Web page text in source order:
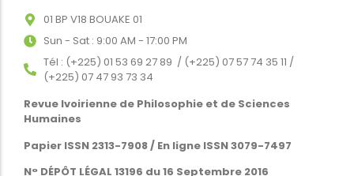
01 BP V18 BOUAKE 01
Sun - Sat : 9:00 AM - 17:00 PM
Tél : (+225) 01 53 69 27 89 / (+225) 07 57 74 35 11 /
(+225) 07 47 93 73 34
Revue Ivoirienne de Philosophie et de Sciences
Humaines
Papier ISSN 2313-7908 / En ligne ISSN 3079-7497
N° DÉPÔT LÉGAL 13196 du 16 Septembre 2016